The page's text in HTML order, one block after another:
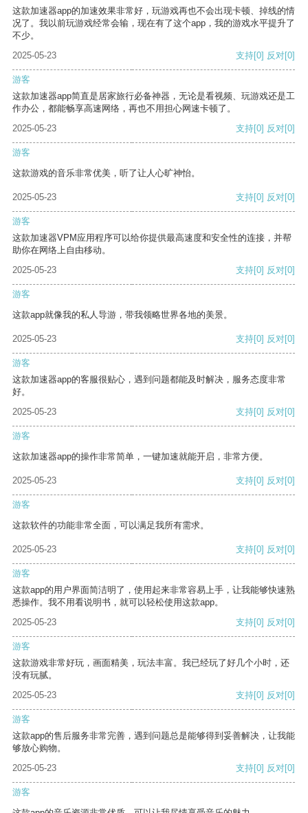
这款加速器app的加速效果非常好，玩游戏再也不会出现卡顿、掉线的情
况了。我以前玩游戏经常会输，现在有了这个app，我的游戏水平提升了
不少。
2025-05-23
支持[0] 反对[0]
游客
这款加速器app简直是居家旅行必备神器，无论是看视频、玩游戏还是工
作办公，都能畅享高速网络，再也不用担心网速卡顿了。
2025-05-23
支持[0] 反对[0]
游客
这款游戏的音乐非常优美，听了让人心旷神怡。
2025-05-23 支持[0] 反对[0]
游客
这款加速器VPM应用程序可以给你提供最高速度和安全性的连接，并帮
助你在网络上自由移动。
2025-05-23
支持[0] 反对[0]
游客
这款app就像我的私人导游，带我领略世界各地的美景。
2025-05-23 支持[0] 反对[0]
游客
这款加速器app的客服很贴心，遇到问题都能及时解决，服务态度非常
好。
2025-05-23
支持[0] 反对[0]
游客
这款加速器app的操作非常简单，一键加速就能开启，非常方便。
2025-05-23 支持[0] 反对[0]
游客
这款软件的功能非常全面，可以满足我所有需求。
2025-05-23 支持[0] 反对[0]
游客
这款app的用户界面简洁明了，使用起来非常容易上手，让我能够快速熟
悉操作。我不用看说明书，就可以轻松使用这款app。
2025-05-23
支持[0] 反对[0]
游客
这款游戏非常好玩，画面精美，玩法丰富。我已经玩了好几个小时，还
没有玩腻。
2025-05-23
支持[0] 反对[0]
游客
这款app的售后服务非常完善，遇到问题总是能够得到妥善解决，让我能
够放心购物。
2025-05-23
支持[0] 反对[0]
游客